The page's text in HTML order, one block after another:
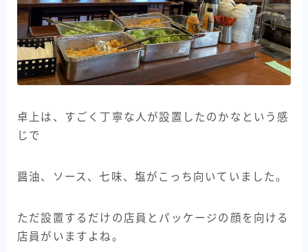
卓上は、すごく丁寧な人が設置したのかなという感
じで
醤油、ソース、七味、塩がこっち向いていました。
ただ設置するだけの店員とパッケージの顔を向ける
店員がいますよね。